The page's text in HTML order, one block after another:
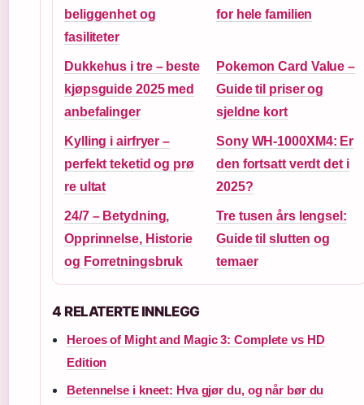
beliggenhet og
fasiliteter
for hele familien
Dukkehus i tre – beste
kjøpsguide 2025 med
anbefalinger
Pokemon Card Value –
Guide til priser og
sjeldne kort
Kylling i airfryer –
perfekt teketid og prø
re ultat
Sony WH-1000XM4: Er
den fortsatt verdt det i
2025?
24/7 – Betydning,
Opprinnelse, Historie
og Forretningsbruk
Tre tusen års lengsel:
Guide til slutten og
temaer
4 RELATERTE INNLEGG
Heroes of Might and Magic 3: Complete vs HD
Edition
Betennelse i kneet: Hva gjør du, og når bør du